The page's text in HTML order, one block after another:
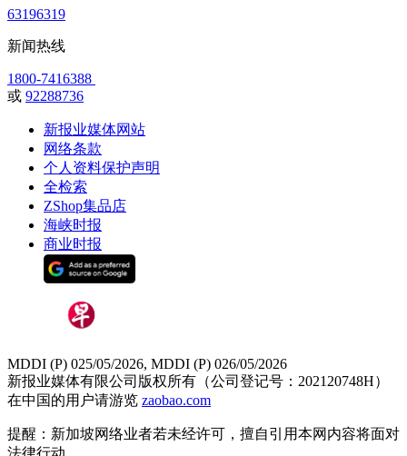
63196319
新闻热线
1800-7416388
或 92288736
新报业媒体网站
网络条款
个人资料保护声明
全检索
ZShop集品店
海峡时报
商业时报
MDDI (P) 025/05/2026, MDDI (P) 026/05/2026
新报业媒体有限公司版权所有（公司登记号：202120748H）
在中国的用户请游览 zaobao.com
提醒：新加坡网络业者若未经许可，擅自引用本网内容将面对